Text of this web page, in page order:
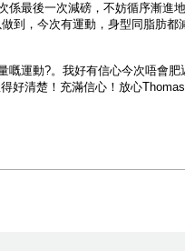
係最後一次減磅，不妨循序漸進
到，今次有運動，身型同脂肪都
運動?。我好有信心今次唔會肥
好清楚！充滿信心！放心